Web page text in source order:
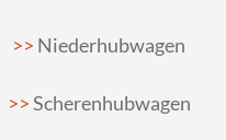
Niederhubwagen
Scherenhubwagen